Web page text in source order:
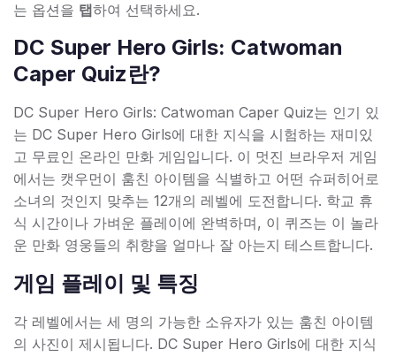
는 옵션을 탭하여 선택하세요.
DC Super Hero Girls: Catwoman
Caper Quiz란?
DC Super Hero Girls: Catwoman Caper Quiz는 인기 있
는 DC Super Hero Girls에 대한 지식을 시험하는 재미있
고 무료인 온라인 만화 게임입니다. 이 멋진 브라우저 게임
에서는 캣우먼이 훔친 아이템을 식별하고 어떤 슈퍼히어로
소녀의 것인지 맞추는 12개의 레벨에 도전합니다. 학교 휴
식 시간이나 가벼운 플레이에 완벽하며, 이 퀴즈는 이 놀라
운 만화 영웅들의 취향을 얼마나 잘 아는지 테스트합니다.
게임 플레이 및 특징
각 레벨에서는 세 명의 가능한 소유자가 있는 훔친 아이템
의 사진이 제시됩니다. DC Super Hero Girls에 대한 지식